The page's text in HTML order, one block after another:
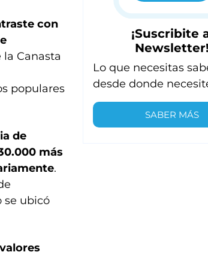
con
la Canasta
populares
de
más
.
se ubicó
¡Suscribite
Newsletter!
Lo que necesitas
desde donde
SABER MÁS